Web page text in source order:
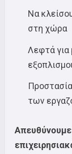
Να
στη χώρα
Λεφτά για
των